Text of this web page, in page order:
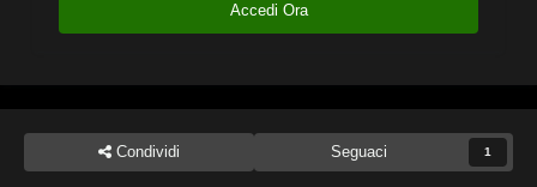
Accedi Ora
Condividi Seguaci 1